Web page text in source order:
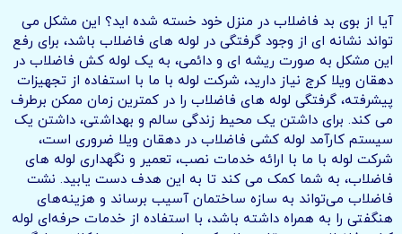
آیا از بوی بد فاضلاب در منزل خود خسته شده اید؟ این مشکل می
تواند نشانه ای از وجود گرفتگی در لوله های فاضلاب باشد، برای رفع
این مشکل به صورت ریشه ای و دائمی، به یک لوله کش فاضلاب در
دهقان ویلا کرج نیاز دارید، شرکت لوله با ما با استفاده از تجهیزات
پیشرفته، گرفتگی لوله های فاضلاب را در کمترین زمان ممکن برطرف
می کند. برای داشتن یک محیط زندگی سالم و بهداشتی، داشتن یک
سیستم کارآمد لوله کشی فاضلاب در دهقان ویلا ضروری است،
شرکت لوله با ما با ارائه خدمات نصب، تعمیر و نگهداری لوله های
فاضلاب، به شما کمک می کند تا به این هدف دست یابید. نشت
فاضلاب می‌تواند به سازه ساختمان آسیب برساند و هزینه‌های
هنگفتی را به همراه داشته باشد، با استفاده از خدمات حرفه‌ای لوله